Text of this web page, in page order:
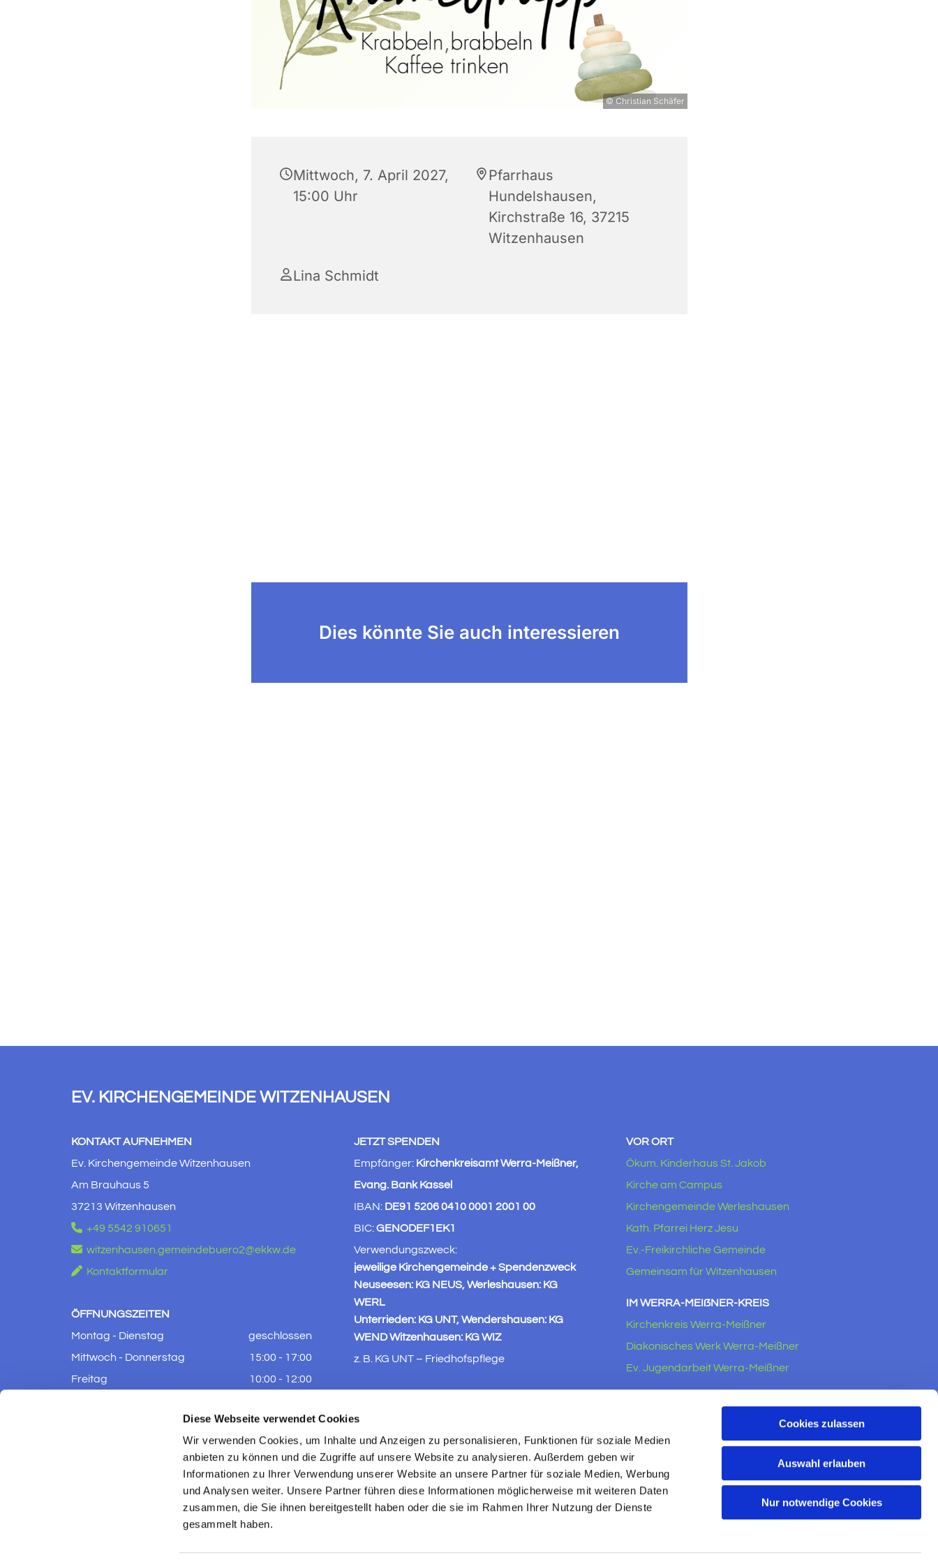
Diese Webseite verwendet Cookies
Wir verwenden Cookies, um Inhalte und Anzeigen zu personalisieren, Funktionen für soziale Medien
anbieten zu können und die Zugriffe auf unsere Website zu analysieren. Außerdem geben wir
Informationen zu Ihrer Verwendung unserer Website an unsere Partner für soziale Medien, Werbung
und Analysen weiter. Unsere Partner führen diese Informationen möglicherweise mit weiteren Daten
zusammen, die Sie ihnen bereitgestellt haben oder die sie im Rahmen Ihrer Nutzung der Dienste
gesammelt haben.
Cookies zulassen
Auswahl erlauben
Nur notwendige Cookies
© Christian Schäfer
Mittwoch, 7. April 2027,
15:00 Uhr
Pfarrhaus
Hundelshausen,
Kirchstraße 16, 37215
Witzenhausen
Lina Schmidt
Dies könnte Sie auch interessieren
EV. KIRCHENGEMEINDE WITZENHAUSEN
KONTAKT AUFNEHMEN
Ev. Kirchengemeinde Witzenhausen
Am Brauhaus 5
37213 Witzenhausen
 +49 5542 910651
 witzenhausen.gemeindebuero2@ekkw.de
 Kontaktformular
ÖFFNUNGSZEITEN
Montag - Dienstag
geschlossen
Mittwoch - Donnerstag
15:00 - 17:00
Freitag
10:00 - 12:00
JETZT SPENDEN
Empfänger: Kirchenkreisamt Werra-Meißner,
Evang. Bank Kassel
IBAN: DE91 5206 0410 0001 2001 00
BIC:GENODEF1EK1
Verwendungszweck:
jeweilige Kirchengemeinde + Spendenzweck
Neuseesen: KG NEUS, Werleshausen: KG
WERL
Unterrieden: KG UNT, Wendershausen: KG
WEND Witzenhausen: KG WIZ
z. B. KG UNT – Friedhofspflege
VOR ORT
Ökum. Kinderhaus St. Jakob
Kirche am Campus
Kirchengemeinde Werleshausen
Kath. Pfarrei Herz Jesu
Ev.-Freikirchliche Gemeinde
Gemeinsam für Witzenhausen
IM WERRA-MEIẞNER-KREIS
Kirchenkreis Werra-Meißner
Diakonisches Werk Werra-Meißner
Ev. Jugendarbeit Werra-Meißner
Datenschutzerklärung